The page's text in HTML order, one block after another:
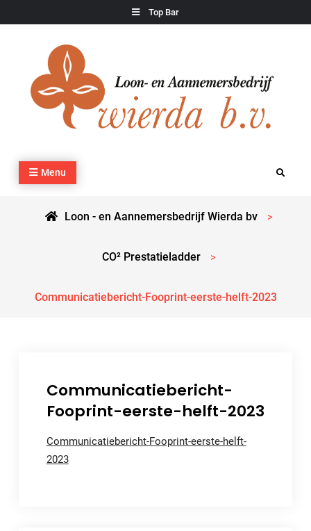
to
Top Bar
Loon – en Aannemersbedrijf Wierda bv
Kraan- en machineverhuur, agrarisch werk, grondverzet,
cultuurtechnisch werk en transport
Menu Search
Loon - en Aannemersbedrijf Wierda bv >
CO² Prestatieladder >
Communicatiebericht-Fooprint-eerste-helft-2023
Communicatiebericht-
Fooprint-eerste-helft-2023
Communicatiebericht-Fooprint-eerste-helft-
2023